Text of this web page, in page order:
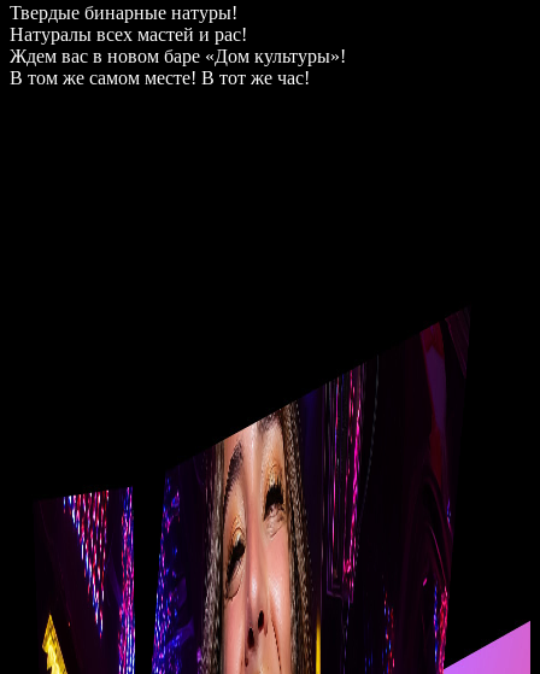
Твердые бинарные натуры!
Натуралы всех мастей и рас!
Ждем вас в новом баре «Дом культуры»!
В том же самом месте! В тот же час!